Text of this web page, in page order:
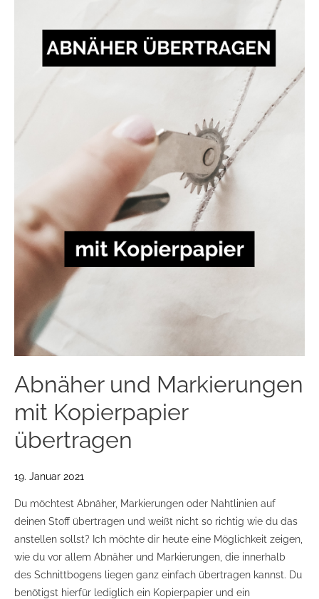
Abnäher und Markierungen
mit Kopierpapier
übertragen
19. Januar 2021
Du möchtest Abnäher, Markierungen oder Nahtlinien auf
deinen Stoff übertragen und weißt nicht so richtig wie du das
anstellen sollst? Ich möchte dir heute eine Möglichkeit zeigen,
wie du vor allem Abnäher und Markierungen, die innerhalb
des Schnittbogens liegen ganz einfach übertragen kannst. Du
benötigst hierfür lediglich ein Kopierpapier und ein
übertragen